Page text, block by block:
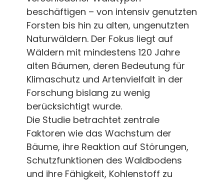
beschäftigen – von intensiv genutzten
Forsten bis hin zu alten, ungenutzten
Naturwäldern. Der Fokus liegt auf
Wäldern mit mindestens 120 Jahre
alten Bäumen, deren Bedeutung für
Klimaschutz und Artenvielfalt in der
Forschung bislang zu wenig
berücksichtigt wurde.
Die Studie betrachtet zentrale
Faktoren wie das Wachstum der
Bäume, ihre Reaktion auf Störungen,
Schutzfunktionen des Waldbodens
und ihre Fähigkeit, Kohlenstoff zu